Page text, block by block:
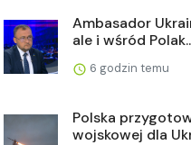
Ambasador
ale i wśród
6 godzin temu
Polska
wojskowej dla